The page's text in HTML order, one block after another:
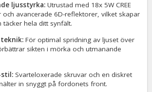
ljusstyrka:Utrustad med 18x 5W CREE
och avancerade 6D-reflektorer, vilket skapar
täcker hela ditt synfält.
För optimal spridning av ljuset över
sikten i mörka och utmanande
Svarteloxerade skruvar och en diskret
in snyggt på fordonets front.